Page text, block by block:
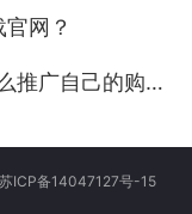
网？
的购物群话术呢？
苏ICP备14047127号-15